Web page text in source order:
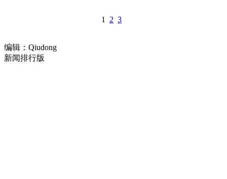
1 2 3
编辑：Qiudong
新闻排行版